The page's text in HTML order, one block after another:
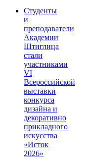
Студенты
и
преподаватели
Академии
Штиглица
стали
участниками
VI
Всероссийской
выставки
конкурса
дизайна и
декоративно
прикладного
искусства
«Исток
2026»